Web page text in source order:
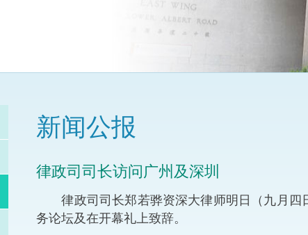
诉讼
网上争议解决及法律科技
体育争议解决先导计划
香港与内地相互认可和执行民
商事案件判决的安排
关于建立更紧密经贸关系的安
与澳门特区的安排
“一带一路”建设
新闻公报
律政司司长访问广州及深圳
律政司司长郑若骅资深大律师明日（九月四
务论坛及在开幕礼上致辞。